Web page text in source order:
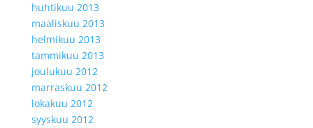
huhtikuu 2013
maaliskuu 2013
helmikuu 2013
tammikuu 2013
joulukuu 2012
marraskuu 2012
lokakuu 2012
syyskuu 2012